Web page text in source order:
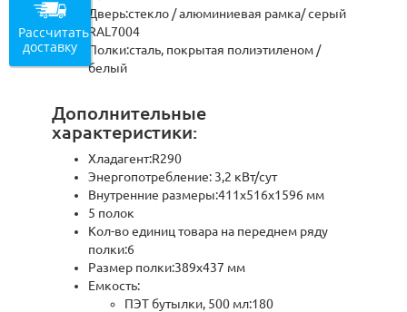
Дверь:стекло / алюминиевая рамка/ серый
RAL7004
Полки:сталь, покрытая полиэтиленом /
белый
Дополнительные
характеристики:
Хладагент:R290
Энергопотребление: 3,2 кВт/сут
Внутренние размеры:411х516х1596 мм
5 полок
Кол-во единиц товара на переднем ряду
полки:6
Размер полки:389x437 мм
Емкость:
ПЭТ бутылки, 500 мл:180
Рассчитать
доставку